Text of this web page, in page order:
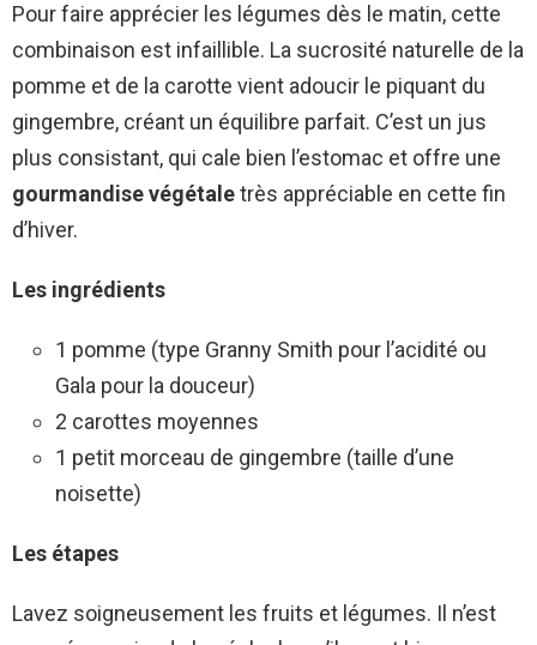
Pour faire apprécier les légumes dès le matin, cette
combinaison est infaillible. La sucrosité naturelle de la
pomme et de la carotte vient adoucir le piquant du
gingembre, créant un équilibre parfait. C’est un jus
plus consistant, qui cale bien l’estomac et offre une
gourmandise végétaletrès appréciable en cette fin
d’hiver.
Les ingrédients
1 pomme (type Granny Smith pour l’acidité ou
Gala pour la douceur)
2 carottes moyennes
1 petit morceau de gingembre (taille d’une
noisette)
Les étapes
Lavez soigneusement les fruits et légumes. Il n’est